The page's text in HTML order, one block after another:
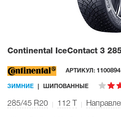
Continental IceContact 3
АРТИКУЛ: 1100894
ЗИМНИЕ ШИПОВАННЫЕ
285/45 R20 112